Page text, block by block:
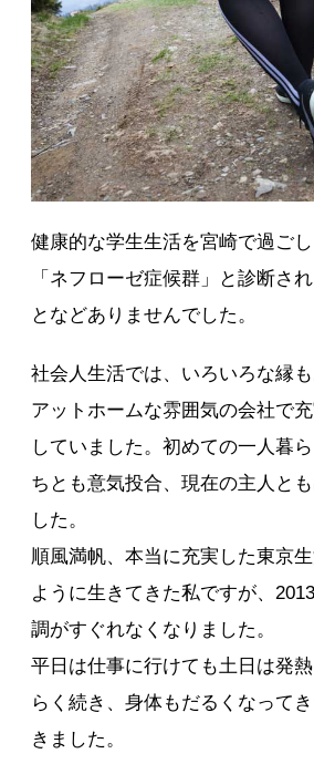
健康的な学生生活を宮崎で過ご
「ネフローゼ症候群」と診断さ
となどありませんでした。
社会人生活では、いろいろな縁
アットホームな雰囲気の会社で
していました。初めての一人暮
ちとも意気投合、現在の主人と
した。
順風満帆、本当に充実した東京
ように生きてきた私ですが、
調がすぐれなくなりました。
平日は仕事に行けても土日は発
らく続き、身体もだるくなって
きました。